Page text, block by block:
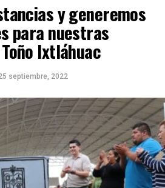
y generemos
para nuestras
Ixtláhuac
septiembre, 2022